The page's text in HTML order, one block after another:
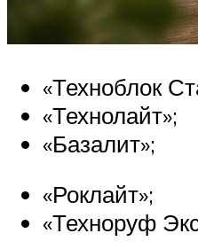
«Техноблок
«Технолайт»;
«Базалит»;
«Роклайт»;
«Техноруф